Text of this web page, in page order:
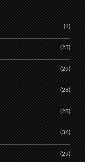
(1)
(23)
(29)
(28)
(28)
(36)
(29)